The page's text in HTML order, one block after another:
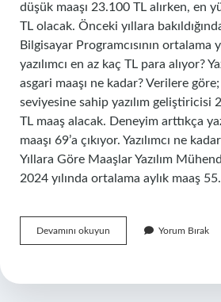
düşük maaşı 23.100 TL alırken, en
TL olacak. Önceki yıllara
Bilgisayar Programcısının ortalama
yazılımcı en az kaç TL para alıyor?
asgari maaşı ne kadar? Verilere
seviyesine sahip yazılım geliştiricisi
TL maaş alacak. Deneyim arttıkça
maaşı 69’a çıkıyor. Yazılımcı ne
Yıllara Göre Maaşlar Yazılım
2024 yılında ortalama aylık maaş
Devamını okuyun Programci
Maasi
Yorum Bırak